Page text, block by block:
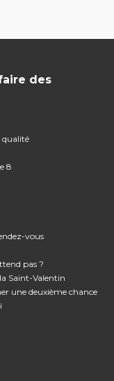
des
qualité
8
vous
pas ?
Saint-Valentin
une deuxième chance